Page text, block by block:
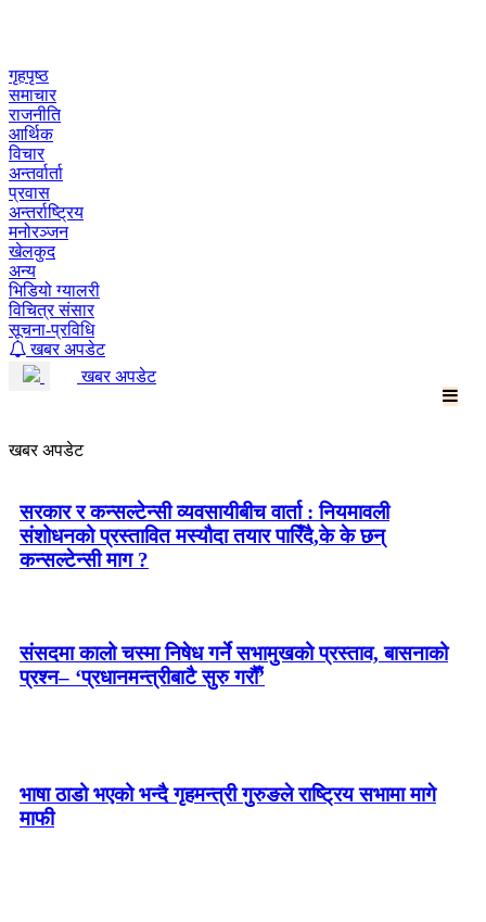
गृहपृष्ठ
समाचार
राजनीति
आर्थिक
विचार
अन्तर्वार्ता
प्रवास
अन्तर्राष्ट्रिय
मनोरञ्जन
खेलकुद
अन्य
भिडियो ग्यालरी
विचित्र संसार
सूचना-प्रविधि
खबर अपडेट
खबर अपडेट
खबर अपडेट
सरकार र कन्सल्टेन्सी व्यवसायीबीच वार्ता : नियमावली
संशोधनको प्रस्तावित मस्यौदा तयार पारिँदै,के के छन्
कन्सल्टेन्सी माग ?
संसदमा कालो चस्मा निषेध गर्ने सभामुखको प्रस्ताव, बासनाको
प्रश्न– ‘प्रधानमन्त्रीबाटै सुरु गरौँ’
भाषा ठाडो भएको भन्दै गृहमन्त्री गुरुङले राष्ट्रिय सभामा मागे
माफी